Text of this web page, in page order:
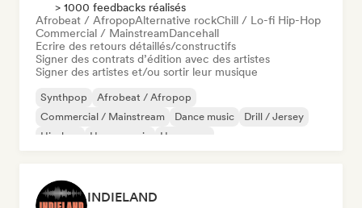
> 1000 feedbacks réalisés
Afrobeat / AfropopAlternative rockChill / Lo-fi Hip-Hop
Commercial / MainstreamDancehall
Ecrire des retours détaillés/constructifs
Signer des contrats d’édition avec des artistes
Signer des artistes et/ou sortir leur musique
Synthpop
Afrobeat / Afropop
Commercial / Mainstream
Dance music
Drill / Jersey
Hip-hop
House music Hyperpop
INDIELAND